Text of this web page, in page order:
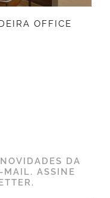
OFFICE
DA
MAIL. ASSINE